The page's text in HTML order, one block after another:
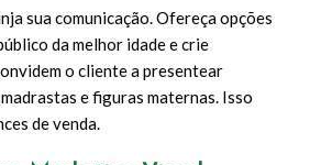
sua comunicação. Ofereça opções
da melhor idade e crie
o cliente a presentear
e figuras maternas. Isso
de venda.